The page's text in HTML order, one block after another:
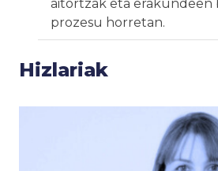
aitortzak eta erakundeen
prozesu horretan.
Hizlariak